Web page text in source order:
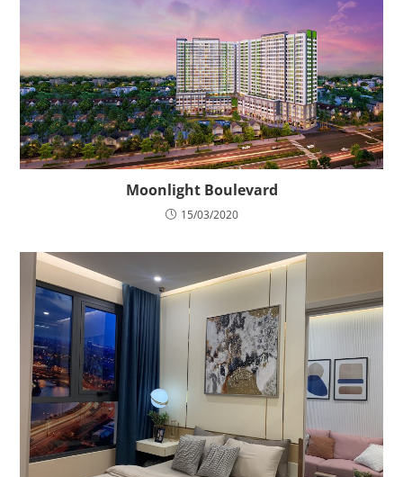
Moonlight Boulevard
15/03/2020